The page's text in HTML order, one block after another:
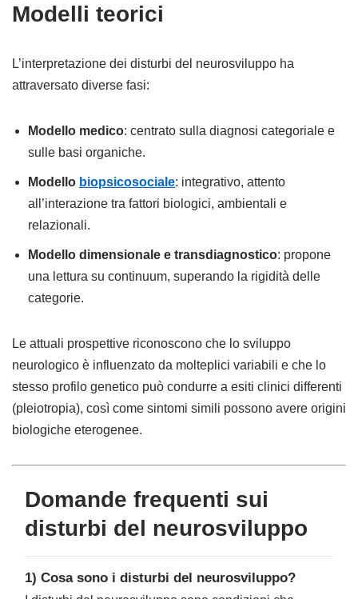
Modelli teorici
L’interpretazione dei disturbi del neurosviluppo ha
attraversato diverse fasi:
Modello medico: centrato sulla diagnosi categoriale e
sulle basi organiche.
Modello biopsicosociale: integrativo, attento
all’interazione tra fattori biologici, ambientali e
relazionali.
Modello dimensionale e transdiagnostico: propone
una lettura su continuum, superando la rigidità delle
categorie.
Le attuali prospettive riconoscono che lo sviluppo
neurologico è influenzato da molteplici variabili e che lo
stesso profilo genetico può condurre a esiti clinici differenti
(pleiotropia), così come sintomi simili possono avere origini
biologiche eterogenee.
Domande frequenti sui
disturbi del neurosviluppo
1) Cosa sono i disturbi del neurosviluppo?